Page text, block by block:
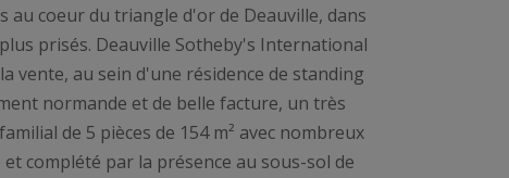
au coeur du triangle d'or de Deauville, dans
prisés. Deauville Sotheby's International
vente, au sein d'une résidence de standing
normande et de belle facture, un très
de 5 pièces de 154 m² avec nombreux
complété par la présence au sous-sol de